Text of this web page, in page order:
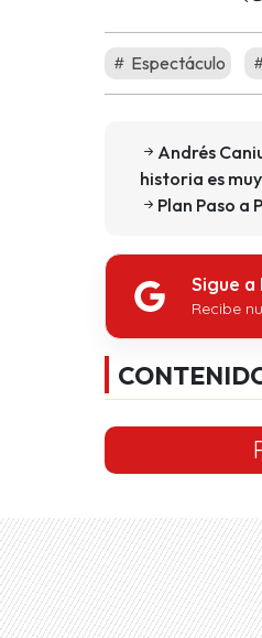
Espectáculo
Andrés
historia es
Plan Paso a
Sigue a
Recibe